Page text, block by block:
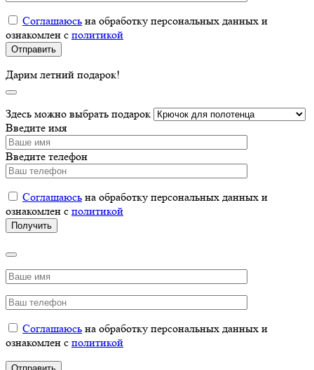
Соглашаюсь на обработку персональных данных и
ознакомлен с политикой
Дарим летний подарок!
Здесь можно выбрать подарок
Введите имя
Введите телефон
Соглашаюсь на обработку персональных данных и
ознакомлен с политикой
Соглашаюсь на обработку персональных данных и
ознакомлен с политикой